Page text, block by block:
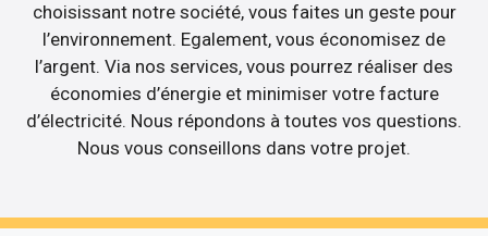
choisissant notre société, vous faites un geste pour
l’environnement. Egalement, vous économisez de
l’argent. Via nos services, vous pourrez réaliser des
économies d’énergie et minimiser votre facture
d’électricité. Nous répondons à toutes vos questions.
Nous vous conseillons dans votre projet.